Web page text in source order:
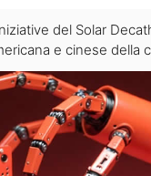
del Solar
e cinese della